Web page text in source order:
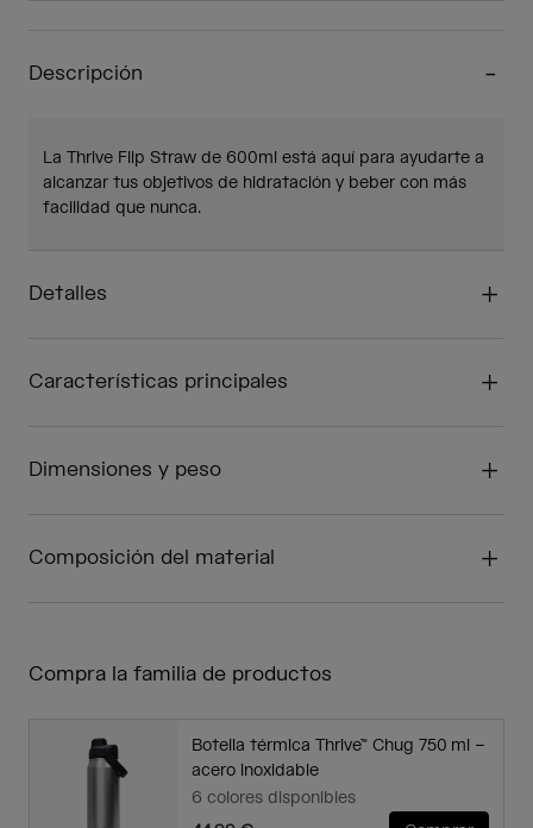
Descripción
La Thrive Flip Straw de 600ml está aquí para ayudarte a
alcanzar tus objetivos de hidratación y beber con más
facilidad que nunca.
Detalles
Características principales
Dimensiones y peso
Composición del material
Compra la familia de productos
Botella térmica Thrive™ Chug 750 ml –
acero inoxidable
6 colores disponibles